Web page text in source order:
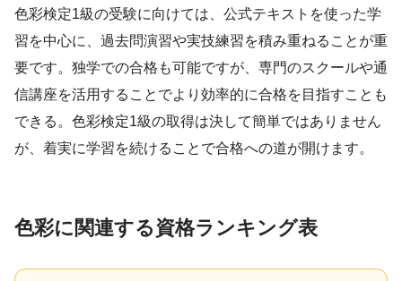
色彩検定1級の受験に向けては、公式テキストを使った学
習を中心に、過去問演習や実技練習を積み重ねることが重
要です。独学での合格も可能ですが、専門のスクールや通
信講座を活用することでより効率的に合格を目指すことも
できる。色彩検定1級の取得は決して簡単ではありません
が、着実に学習を続けることで合格への道が開けます。
色彩に関連する資格ランキング表